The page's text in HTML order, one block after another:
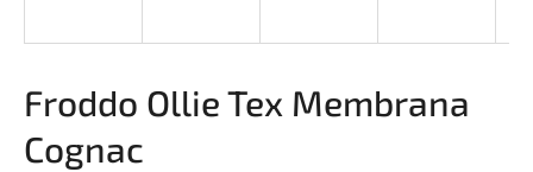
Froddo Ollie Tex Membrana
Cognac
í
t
?